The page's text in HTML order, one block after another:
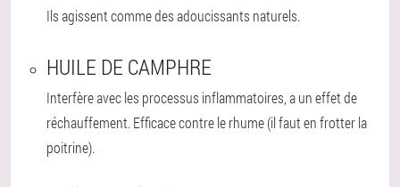
Ils agissent comme des adoucissants naturels.
HUILE DE CAMPHRE
Interfère avec les processus inflammatoires, a un effet de
réchauffement. Efficace contre le rhume (il faut en frotter la
poitrine).